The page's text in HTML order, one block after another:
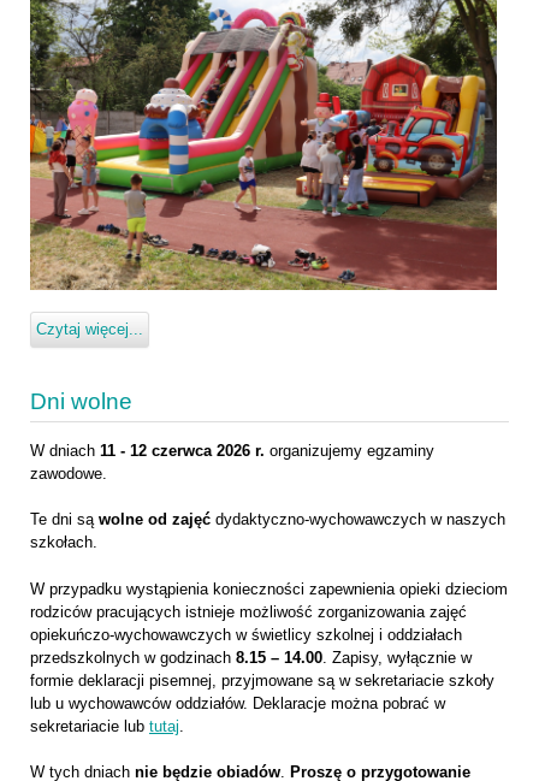
Czytaj więcej...
Dni wolne
W dniach 11 - 12 czerwca 2026 r. organizujemy egzaminy
zawodowe.
Te dni są wolne od zajęć dydaktyczno-wychowawczych w naszych
szkołach.
W przypadku wystąpienia konieczności zapewnienia opieki dzieciom
rodziców pracujących istnieje możliwość zorganizowania zajęć
opiekuńczo-wychowawczych w świetlicy szkolnej i oddziałach
przedszkolnych w godzinach 8.15 – 14.00 Zapisy, wyłącznie w
formie deklaracji pisemnej, przyjmowane są w sekretariacie szkoły
lub u wychowawców oddziałów. Deklaracje można pobrać w
sekretariacie lub tutaj
W tych dniach nie będzie obiadów Proszę o przygotowanie